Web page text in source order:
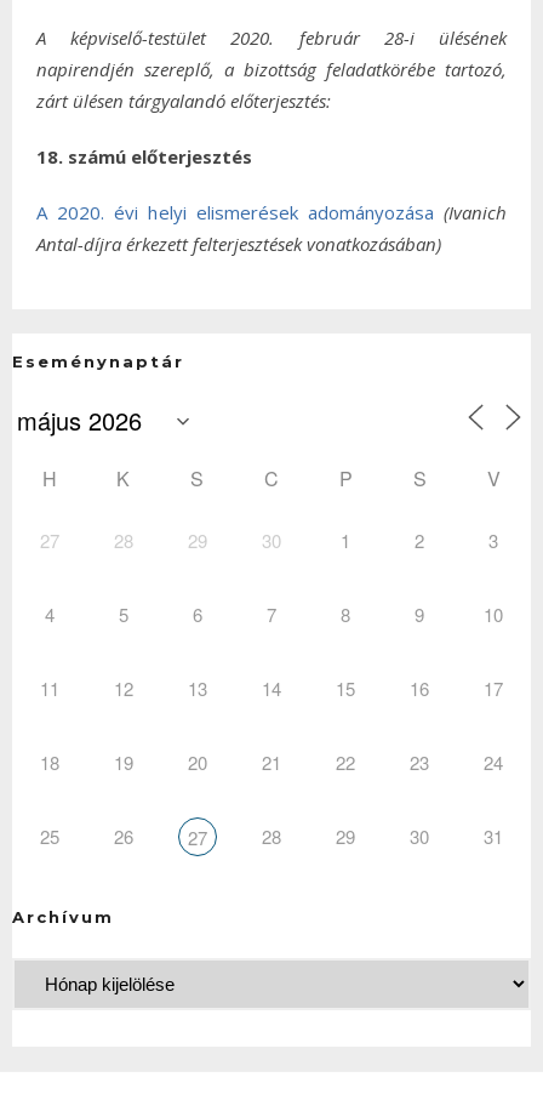
A képviselő-testület 2020. február 28-i ülésének
napirendjén szereplő, a bizottság feladatkörébe tartozó,
zárt ülésen tárgyalandó előterjesztés:
18. számú előterjesztés
A 2020. évi helyi elismerések adományozása (Ivanich
Antal-díjra érkezett felterjesztések vonatkozásában)
Eseménynaptár
H K S C P S V
27 28 29 30 1 2 3
4 5 6 7 8 9 10
11 12 13 14 15 16 17
18 19 20 21 22 23 24
25 26 27 28 29 30 31
Archívum